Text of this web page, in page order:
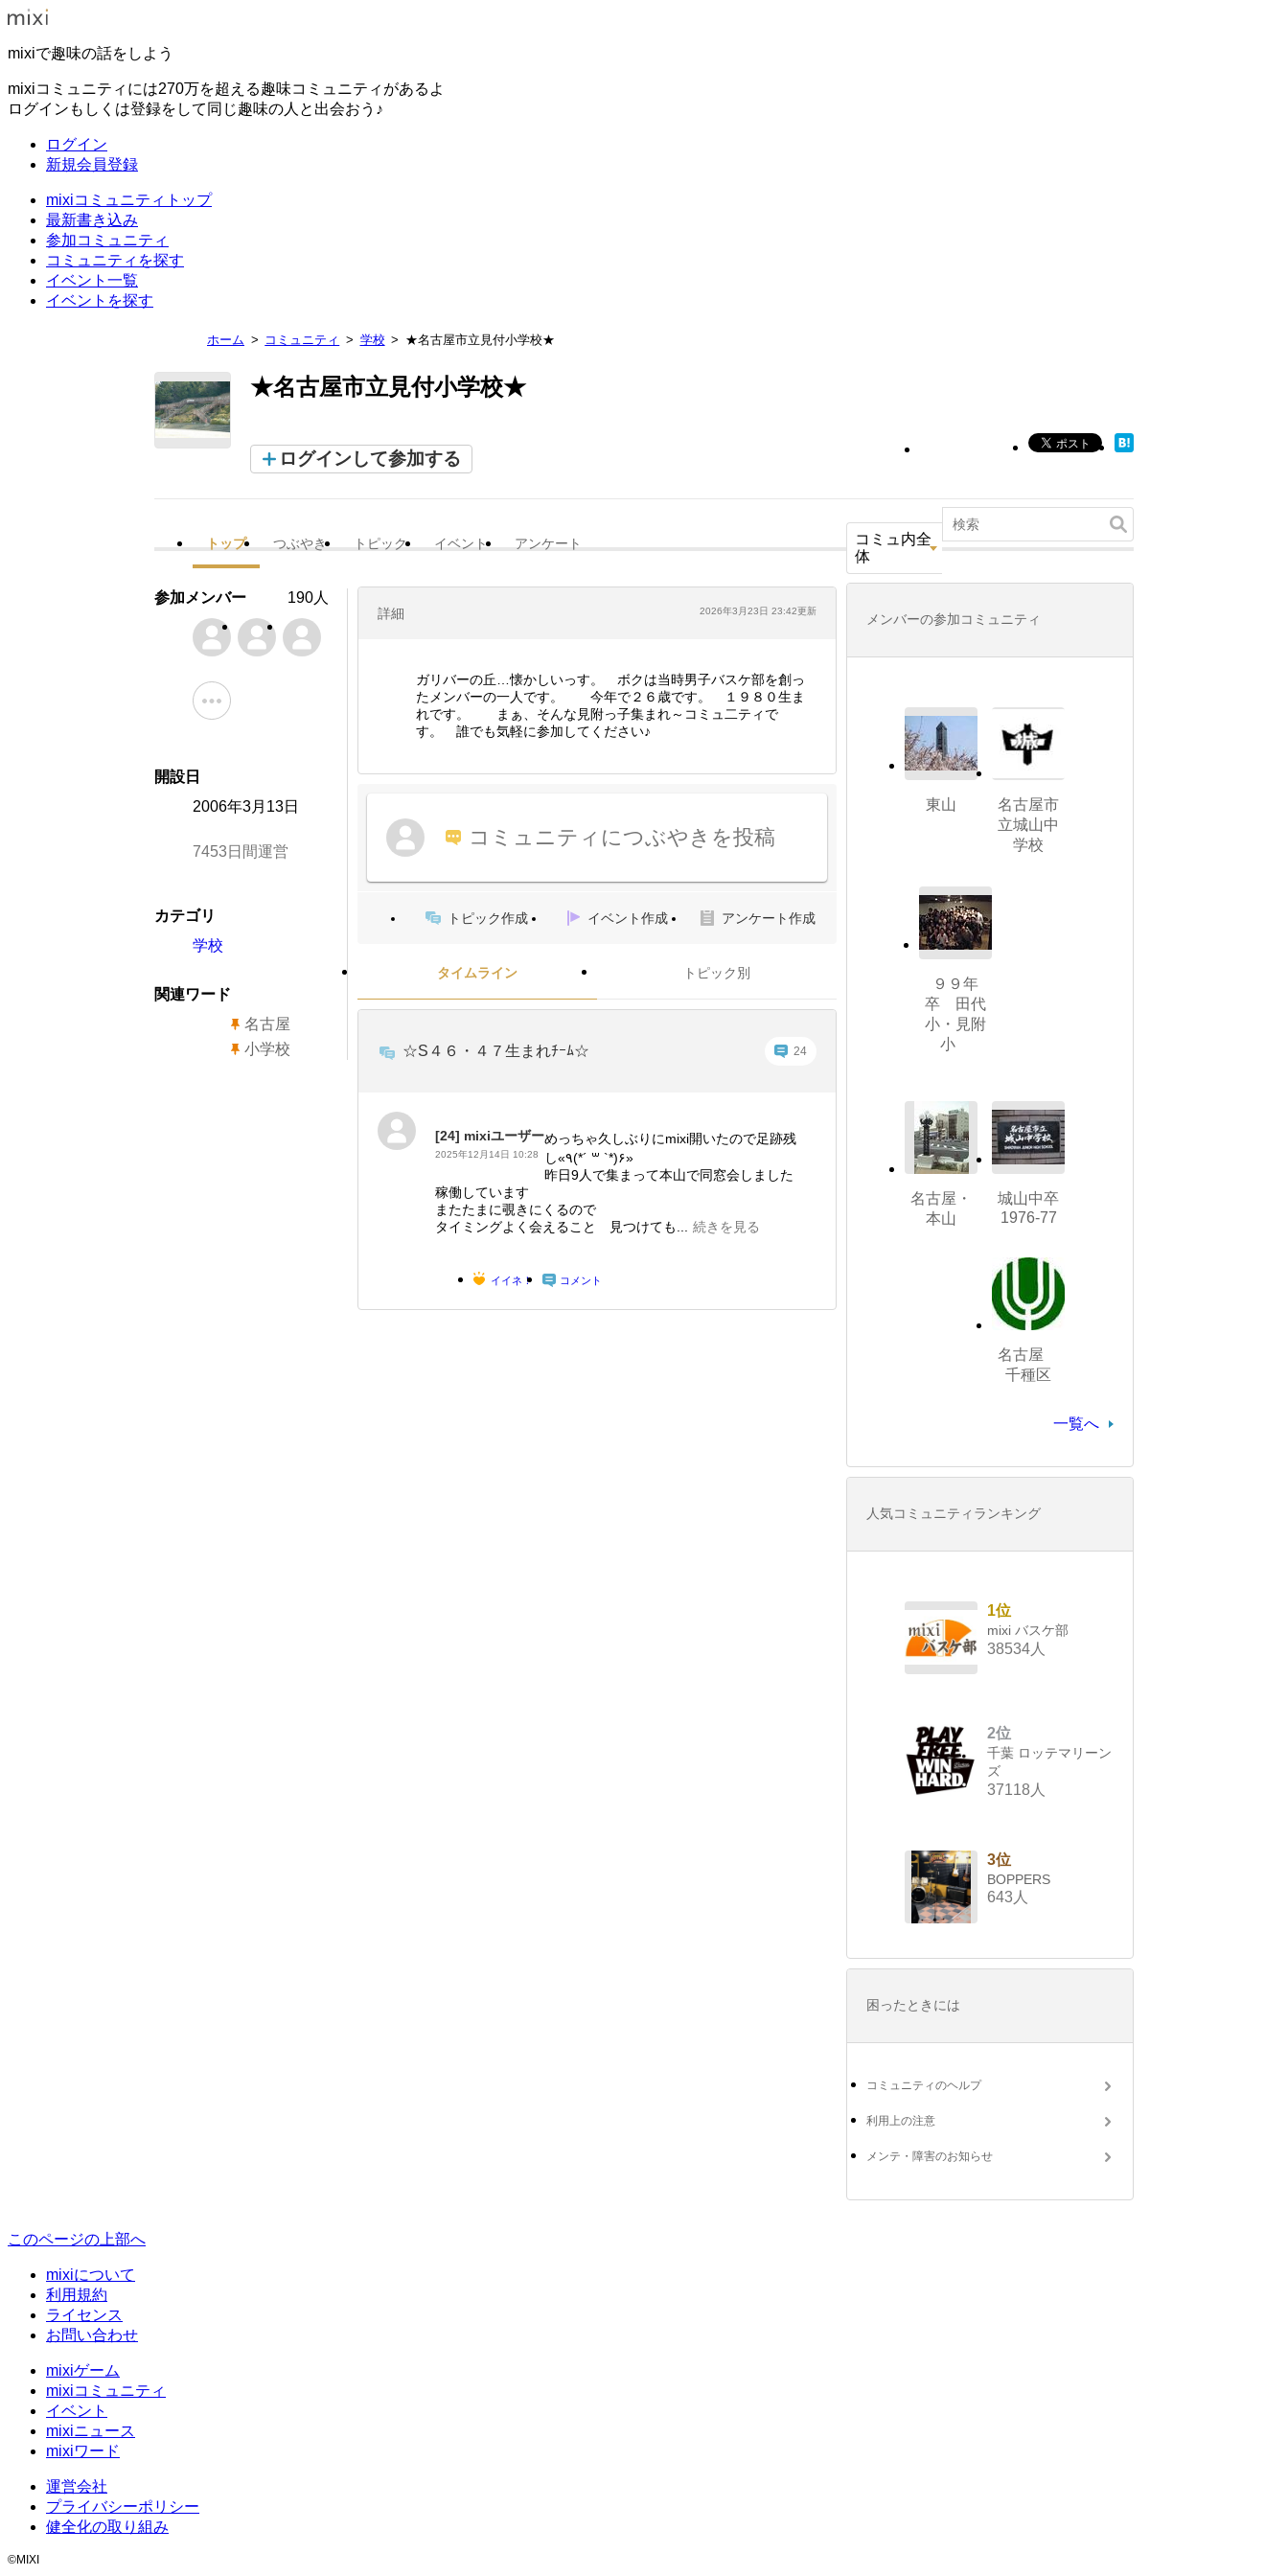
mixiで趣味の話をしよう
mixiコミュニティには270万を超える趣味コミュニティがあるよ
ログインもしくは登録をして同じ趣味の人と出会おう♪
ログイン
新規会員登録
mixiコミュニティトップ
最新書き込み
参加コミュニティ
コミュニティを探す
イベント一覧
イベントを探す
ホーム コミュニティ 学校 ★名古屋市立見付小学校★
★名古屋市立見付小学校★
ログインして参加する
トップ つぶやき トピック イベント アンケート
コミュ内全
体
詳細 2026年3月23日 23:42更新
ガリバーの丘…懐かしいっす。 ボクは当時男子バスケ部を創っ
たメンバーの一人です。 今年で２６歳です。 １９８０生ま
れです。 まぁ、そんな見附っ子集まれ～コミュ二ティで
す。 誰でも気軽に参加してください♪
コミュニティにつぶやきを投稿
トピック作成 イベント作成 アンケート作成
タイムライン トピック別
☆S４６・４７生まれﾁｰﾑ☆ 24
[24] mixiユーザー
2025年12月14日 10:28
めっちゃ久しぶりにmixi開いたので足跡残
し«٩(*´ ꒳ `*)۶»
昨日9人で集まって本山で同窓会しました
稼働しています
またたまに覗きにくるので
タイミングよく会えること 見つけても...
続きを見る
イイネ！ コメント
参加メンバー 190人
開設日
2006年3月13日
7453日間運営
カテゴリ
学校
関連ワード
名古屋
小学校
メンバーの参加コミュニティ
東山
名古屋市
立城山中
学校
９９年
卒 田代
小・見附
小
名古屋・
本山
城山中卒
1976-77
名古屋
千種区
一覧へ
人気コミュニティランキング
1位
mixi バスケ部
38534人
2位
千葉 ロッテマリーン
ズ
37118人
3位
BOPPERS
643人
困ったときには
コミュニティのヘルプ
利用上の注意
メンテ・障害のお知らせ
このページの上部へ
mixiについて
利用規約
ライセンス
お問い合わせ
mixiゲーム
mixiコミュニティ
イベント
mixiニュース
mixiワード
運営会社
プライバシーポリシー
健全化の取り組み
©MIXI